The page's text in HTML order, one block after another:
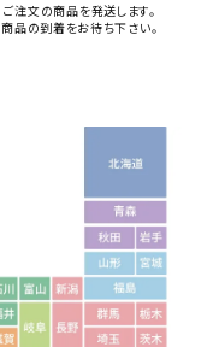
ご注文の商品を発送します。
商品の到着をお待ち下さい。